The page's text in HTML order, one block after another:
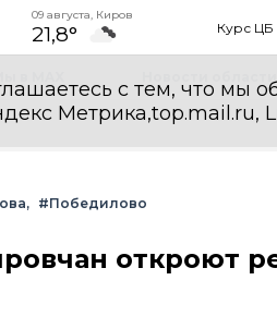
09 августа, Киров
21,8° Курс ЦБ
с тем, что мы
Метрика,top.mail.ru,
#Победилово
откроют